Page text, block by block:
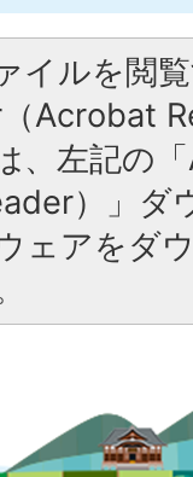
イルを閲
Acrobat
、左記の
）」ダ
ェアをダ